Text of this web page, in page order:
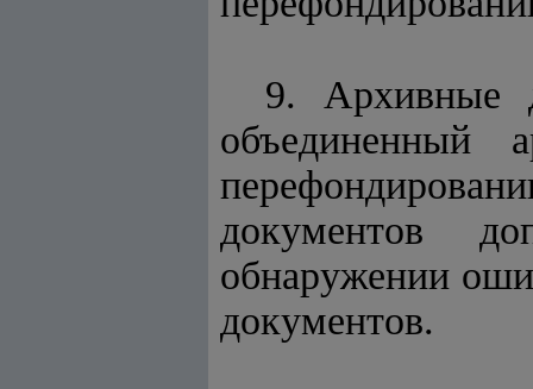
9. Архивные
документов
обнаружении
документов.